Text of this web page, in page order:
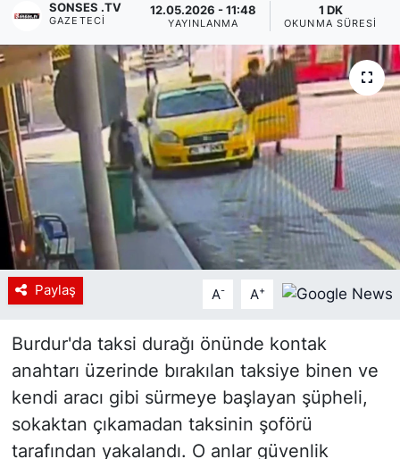
SONSES .TV
GAZETECI
12.05.2026 - 11:48
YAYINLANMA
1 DK
OKUNMA SÜRESI
Paylaş A- A+
Burdur'da taksi durağı önünde kontak
anahtarı üzerinde bırakılan taksiye binen ve
kendi aracı gibi sürmeye başlayan şüpheli,
sokaktan çıkamadan taksinin şoförü
tarafından yakalandı. O anlar güvenlik
YEREL HABER
Haberde insan
Tanıtım